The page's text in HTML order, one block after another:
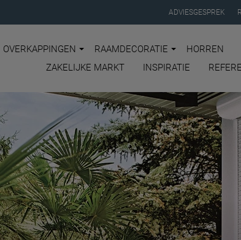
ADVIESGESPREK
OVERKAPPINGEN RAAMDECORATIE HORREN
ZAKELIJKE MARKT
INSPIRATIE